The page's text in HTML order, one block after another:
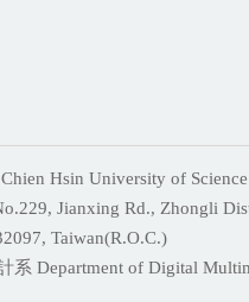
Hsin University of Science
Jianxing Rd., Zhongli
Taiwan(R.O.C.)
系 Department of Digital